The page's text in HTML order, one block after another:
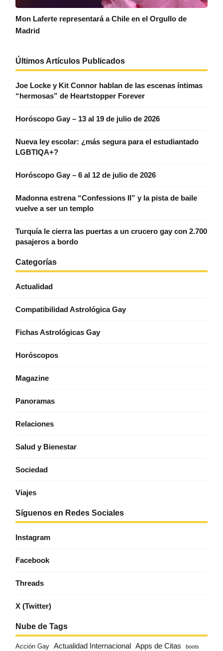
Mon Laferte representará a Chile en el Orgullo de
Madrid
Últimos Artículos Publicados
Joe Locke y Kit Connor hablan de las escenas íntimas
“hermosas” de Heartstopper Forever
Horóscopo Gay – 13 al 19 de julio de 2026
Nueva ley escolar: ¿más segura para el estudiantado
LGBTIQA+?
Horóscopo Gay – 6 al 12 de julio de 2026
Madonna estrena “Confessions II” y la pista de baile
vuelve a ser un templo
Turquía le cierra las puertas a un crucero gay con 2.700
pasajeros a bordo
Categorías
Actualidad
Compatibilidad Astrológica Gay
Fichas Astrológicas Gay
Horóscopos
Magazine
Panoramas
Relaciones
Salud y Bienestar
Sociedad
Viajes
Síguenos en Redes Sociales
Instagram
Facebook
Threads
X (Twitter)
Nube de Tags
Acción Gay Actualidad Internacional Apps de Citas boots